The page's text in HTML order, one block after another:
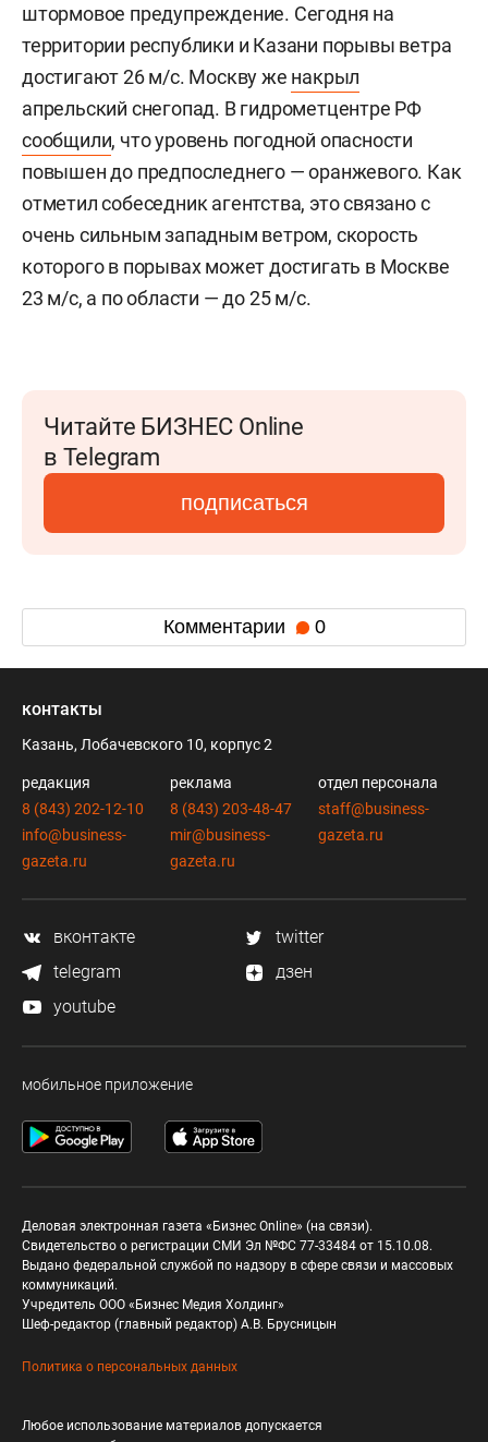
штормовое предупреждение. Сегодня на
территории республики и Казани порывы ветра
достигают 26 м/c. Москву же накрыл
апрельский снегопад. В гидрометцентре РФ
сообщили, что уровень погодной опасности
повышен до предпоследнего — оранжевого. Как
отметил собеседник агентства, это связано с
очень сильным западным ветром, скорость
которого в порывах может достигать в Москве
23 м/c, а по области — до 25 м/c.
Читайте БИЗНЕС Online
в Telegram
подписаться
Комментарии 0
контакты
Казань, Лобачевского 10, корпус 2
редакция
8 (843) 202-12-10
info@business-
gazeta.ru
реклама
8 (843) 203-48-47
mir@business-
gazeta.ru
отдел персонала
staff@business-
gazeta.ru
вконтакте
twitter
telegram
дзен
youtube
мобильное приложение
Деловая электронная газета «Бизнес Online» (на связи).
Свидетельство о регистрации СМИ Эл №ФС 77-33484 от 15.10.08.
Выдано федеральной службой по надзору в сфере связи и массовых
коммуникаций.
Учредитель ООО «Бизнес Медия Холдинг»
Шеф-редактор (главный редактор) А.В. Брусницын
Политика о персональных данных
Любое использование материалов допускается